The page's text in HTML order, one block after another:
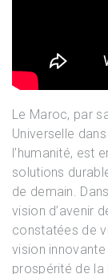
Le Maroc, par
Universelle
l’humanité, est
solutions
de demain.
vision d’avenir
constatées de
vision
prospérité de la